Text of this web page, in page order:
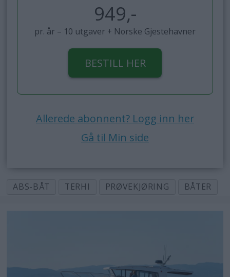
949,-
pr. år – 10 utgaver + Norske Gjestehavner
BESTILL HER
Allerede abonnent? Logg inn her
Gå til Min side
ABS-BÅT TERHI PRØVEKJØRING BÅTER